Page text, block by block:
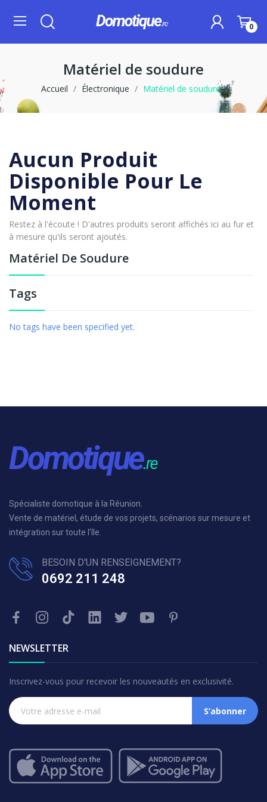
0
Matériel de soudure
Accueil Électronique Matériel de soudure
Matériel De Soudure
Tags
No tags have been specified yet.
Aucun Produit
Disponible Pour Le
Moment
Restez à l'écoute ! D'autres produits seront affichés ici au fur et
à mesure qu'ils seront ajoutés.
Spécialiste domotique à la Réunion.
Vente de matériel, étude de vos projets, scénarios sur mesure et
intégration sur toute l'île.
BESOIN D'UN RENSEIGNEMENT?
0692 211 248
NEWSLETTER
Inscrivez-vous pour recevoir les nouveautés en exclusivité.
S’abonner